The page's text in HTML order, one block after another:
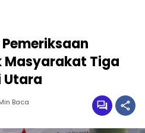
Masyarakat Tiga
Utara
Baca